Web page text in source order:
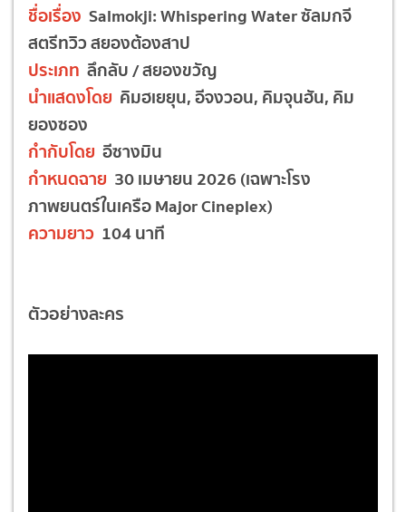
ชื่อเรื่อง Salmokji: Whispering Water ซัลมกจี
สตรีทวิว สยองต้องสาป
ประเภท ลึกลับ / สยองขวัญ
นำแสดงโดย คิมฮเยยุน, อีจงวอน, คิมจุนฮัน, คิม
ยองซอง
กำกับโดย อีซางมิน
กำหนดฉาย 30 เมษายน 2026 (เฉพาะโรง
ภาพยนตร์ในเครือ Major Cineplex)
ความยาว 104 นาที
ตัวอย่างละคร